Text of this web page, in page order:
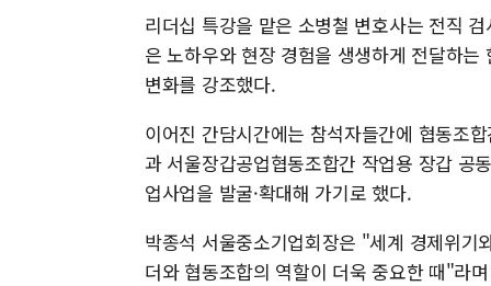
리더십 특강을 맡은 소병철 변호사는 전직
은 노하우와 현장 경험을 생생하게 전달하
변화를 강조했다.
이어진 간담시간에는 참석자들간에 협동조
과 서울장갑공업협동조합간 작업용 장갑 공
업사업을 발굴·확대해 가기로 했다.
박종석 서울중소기업회장은 "세계 경제위기
더와 협동조합의 역할이 더욱 중요한 때"라